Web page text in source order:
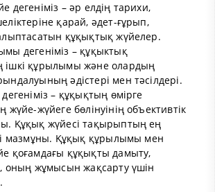
дегеніміз – әр елдің тарихи,
қарай, әдет-ғұрып,
құқықтық жүйелер.
дегеніміз – құқыктық
ішкі құрылымы және олардың
әдістері мен тәсілдері.
– құқықтың өмірге
жүйе-жүйеге бөлінуінің объективтік
Құқық жүйесі тақырыптың ең
мазмұны. Құқық құрылымы мен
қоғамдағы құқықты дамыту,
оның жұмысын жақсарту үшін